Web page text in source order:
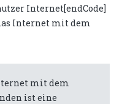
Internet[endCode]
Internet mit dem
mit dem
ist eine